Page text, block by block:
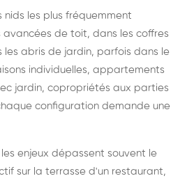
nids les plus fréquemment
avancées de toit, dans les coffres
les abris de jardin, parfois dans le
individuelles, appartements
jardin, copropriétés aux parties
configuration demande une
les enjeux dépassent souvent le
sur la terrasse d'un restaurant,